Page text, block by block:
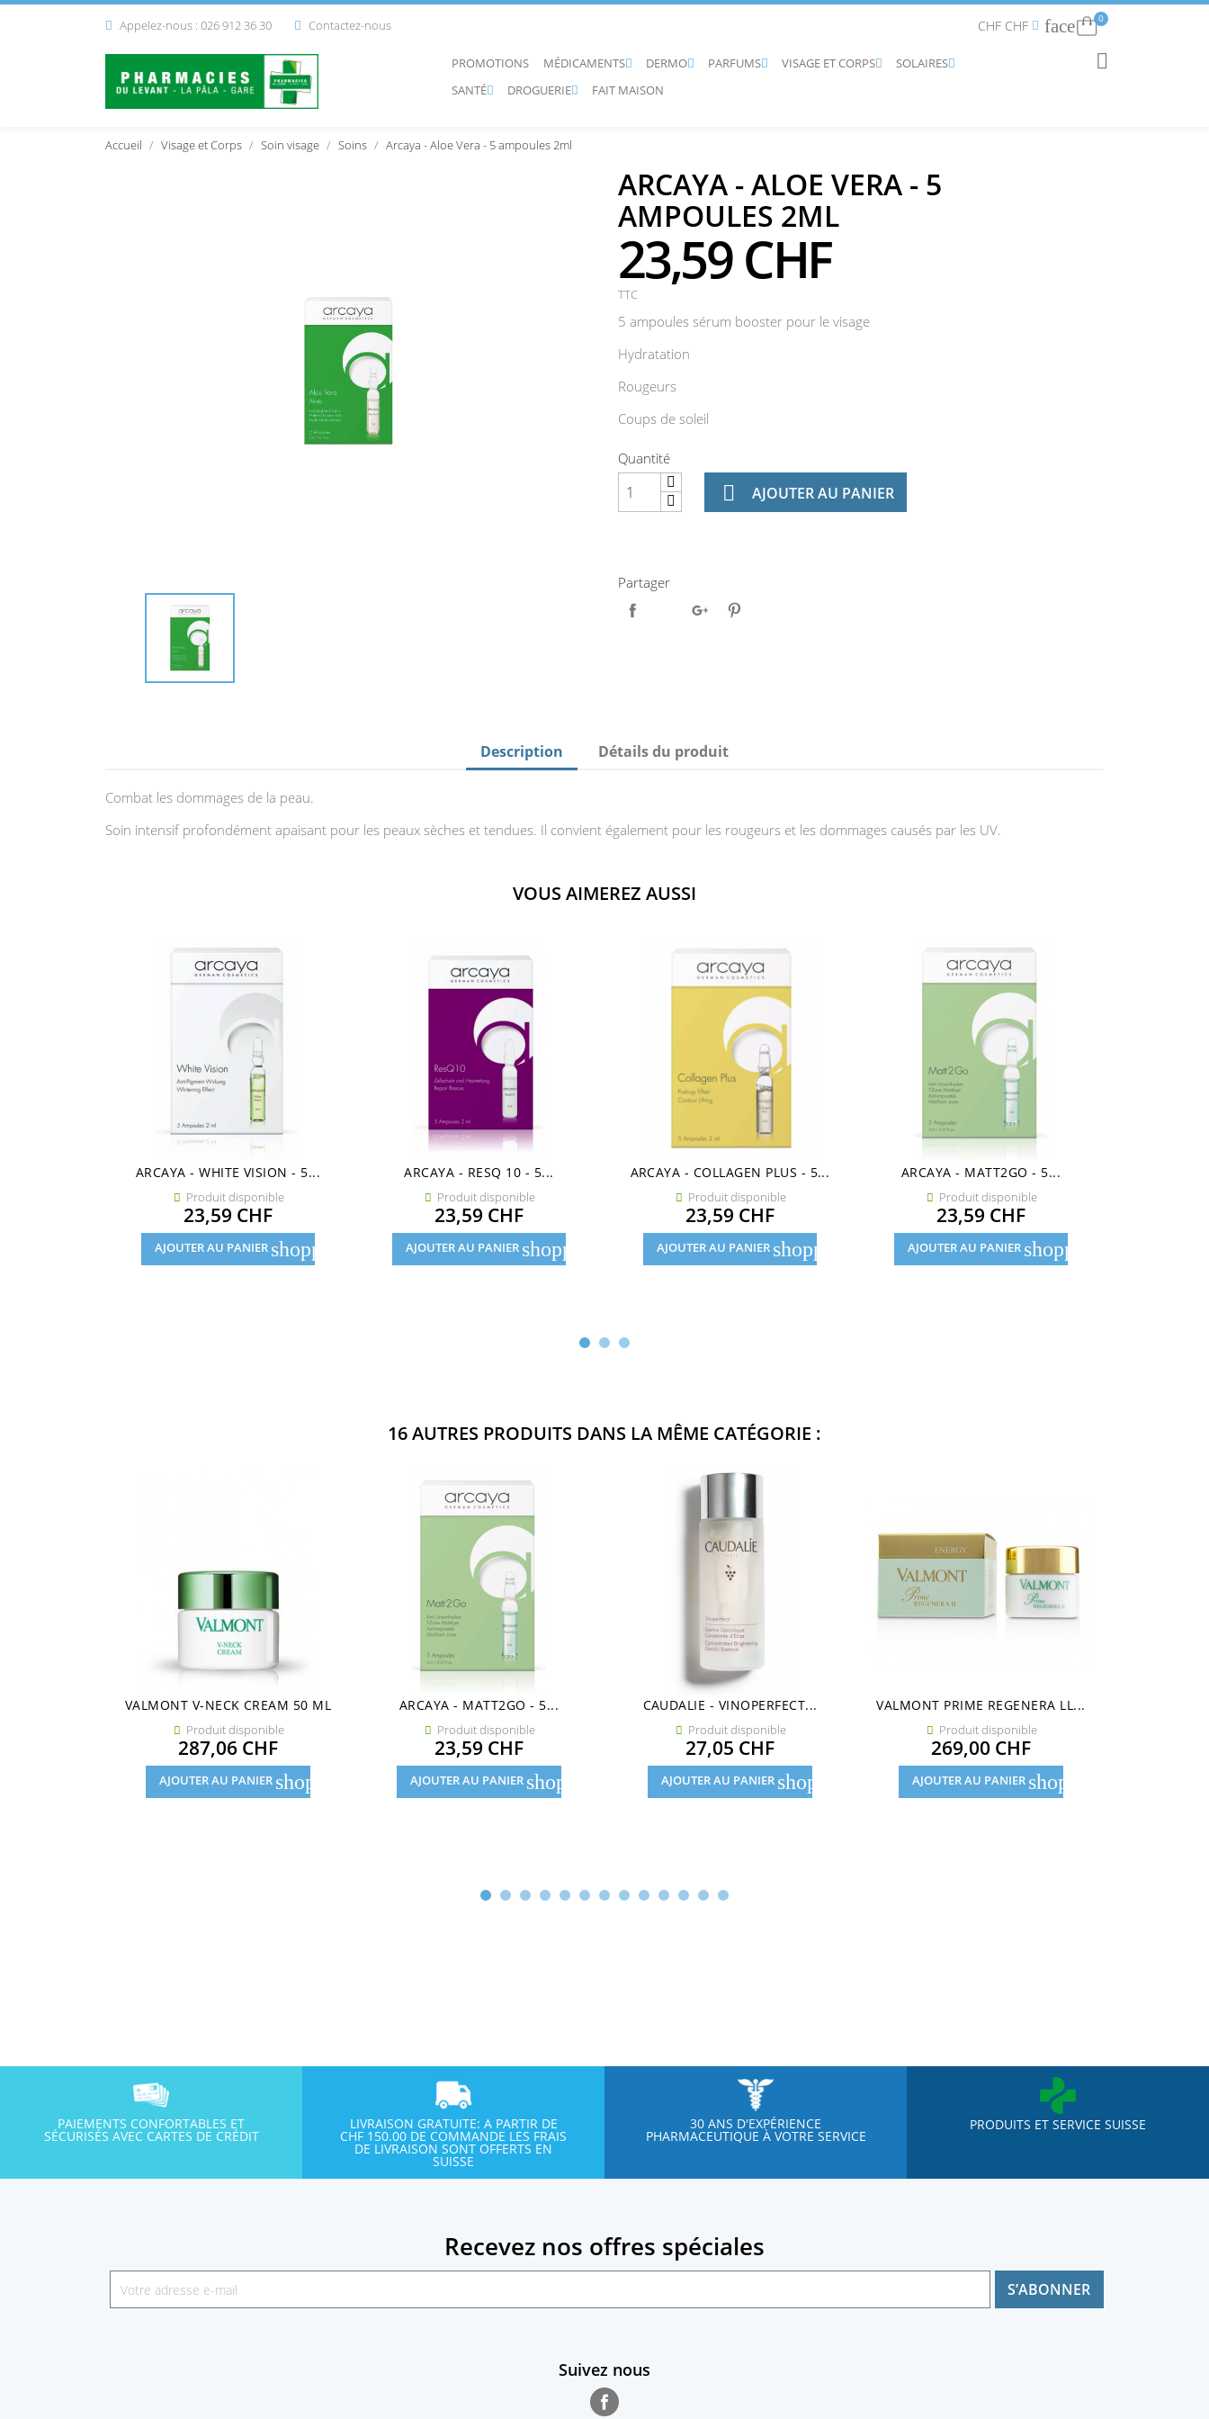
 Appelez-nous : 026 912 36 30  Contactez-nous CHF CHF  faceConnexion
0
PROMOTIONS 
MÉDICAMENTS 
DERMO 
PARFUMS 
VISAGE ET CORPS 
SOLAIRES

SANTÉ 
DROGUERIE FAIT MAISON
RECHERCHER

Accueil Visage et Corps Soin visage Soins Arcaya - Aloe Vera - 5 ampoules 2ml
ARCAYA - ALOE VERA - 5
AMPOULES 2ML
23,59 CHF
TTC
5 ampoules sérum booster pour le visage
Hydratation
Rougeurs
Coups de soleil
Quantité
 AJOUTER AU PANIER
Partager
Description Détails du produit
Combat les dommages de la peau.
Soin intensif profondément apaisant pour les peaux sèches et tendues. Il convient également pour les rougeurs et les dommages causés par les UV.
VOUS AIMEREZ AUSSI
ARCAYA - WHITE VISION - 5...
 Produit disponible
Prix
23,59 CHF
AJOUTER AU PANIER shopping_cart
ARCAYA - RESQ 10 - 5...
 Produit disponible
Prix
23,59 CHF
AJOUTER AU PANIER shopping_cart
ARCAYA - COLLAGEN PLUS - 5...
 Produit disponible
Prix
23,59 CHF
AJOUTER AU PANIER shopping_cart
ARCAYA - MATT2GO - 5...
 Produit disponible
Prix
23,59 CHF
AJOUTER AU PANIER shopping_cart
16 AUTRES PRODUITS DANS LA MÊME CATÉGORIE :
VALMONT V-NECK CREAM 50 ML
 Produit disponible
Prix
287,06 CHF
AJOUTER AU PANIER shopping_cart
ARCAYA - MATT2GO - 5...
 Produit disponible
Prix
23,59 CHF
AJOUTER AU PANIER shopping_cart
CAUDALIE - VINOPERFECT...
 Produit disponible
Prix
27,05 CHF
AJOUTER AU PANIER shopping_cart
VALMONT PRIME REGENERA LL...
 Produit disponible
Prix
269,00 CHF
AJOUTER AU PANIER shopping_cart
PAIEMENTS CONFORTABLES ET
SÉCURISÉS AVEC CARTES DE CRÉDIT
LIVRAISON GRATUITE: A PARTIR DE
CHF 150.00 DE COMMANDE LES FRAIS
DE LIVRAISON SONT OFFERTS EN
SUISSE
30 ANS D'EXPÉRIENCE
PHARMACEUTIQUE À VOTRE SERVICE
PRODUITS ET SERVICE SUISSE
Recevez nos offres spéciales
Suivez nous